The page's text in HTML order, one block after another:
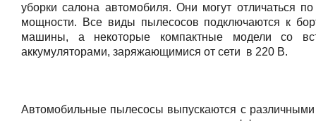
уборки салона автомобиля. Они могут отличаться
мощности. Все виды пылесосов подключаются к
машины, а некоторые компактные модели со
аккумуляторами, заряжающимися от сети в 220 В.
Автомобильные пылесосы выпускаются с